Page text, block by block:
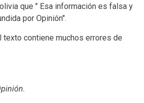
que " Esa información es falsa y
por Opinión".
texto contiene muchos errores de